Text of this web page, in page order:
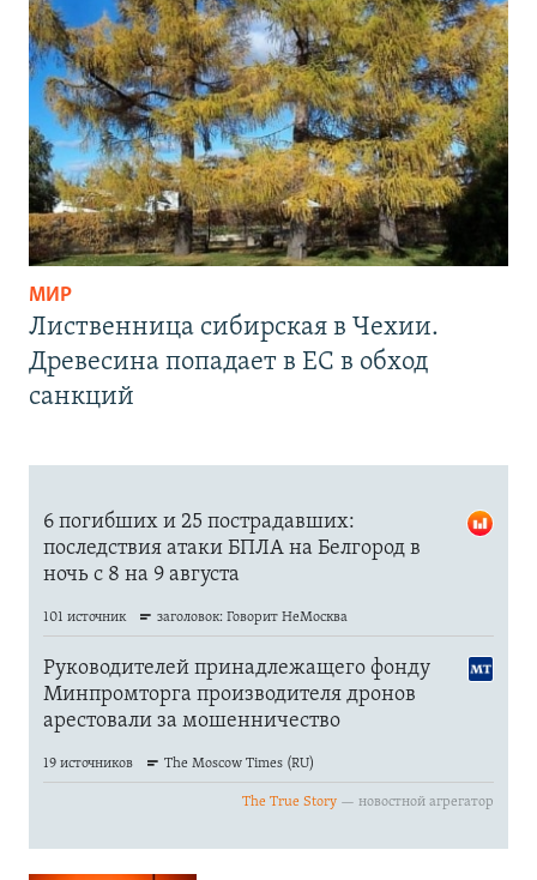
МИР
Лиственница сибирская в Чехии.
Древесина попадает в ЕС в обход
санкций